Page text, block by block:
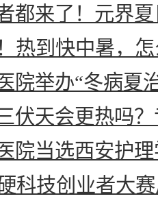
都来了！元界
热到快中暑，
院举办“冬病夏
伏天会更热吗
院当选西安护
科技创业者大